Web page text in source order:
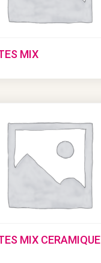
MIX
MIX CERAMIQUE